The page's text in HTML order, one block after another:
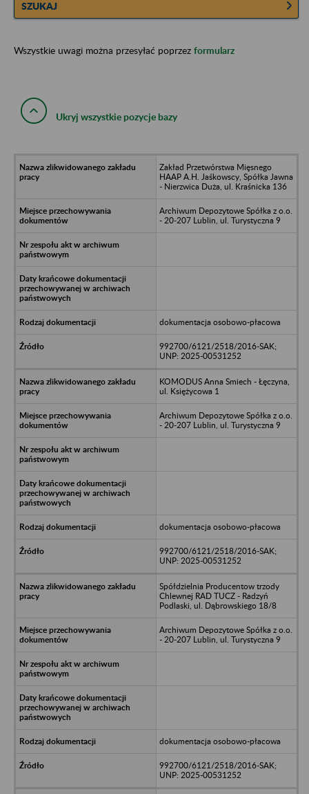
SZUKAJ
Wszystkie uwagi można przesyłać poprzez formularz
Ukryj wszystkie pozycje bazy
Zakład Przetwórstwa Mięsnego
HAAP A.H. Jaśkowscy, Spółka Jawna
- Nierzwica Duża, ul. Kraśnicka 136
Archiwum Depozytowe Spółka z o.o.
- 20-207 Lublin, ul. Turystyczna 9
dokumentacja osobowo-płacowa
992700/6121/2518/2016-SAK;
UNP: 2025-00531252
KOMODUS Anna Smiech - Łęczyna,
ul. Księżycowa 1
Archiwum Depozytowe Spółka z o.o.
- 20-207 Lublin, ul. Turystyczna 9
dokumentacja osobowo-płacowa
992700/6121/2518/2016-SAK;
UNP: 2025-00531252
Spółdzielnia Producentow trzody
Chlewnej RAD TUCZ - Radzyń
Podlaski, ul. Dąbrowskiego 18/8
Archiwum Depozytowe Spółka z o.o.
- 20-207 Lublin, ul. Turystyczna 9
dokumentacja osobowo-płacowa
992700/6121/2518/2016-SAK;
UNP: 2025-00531252